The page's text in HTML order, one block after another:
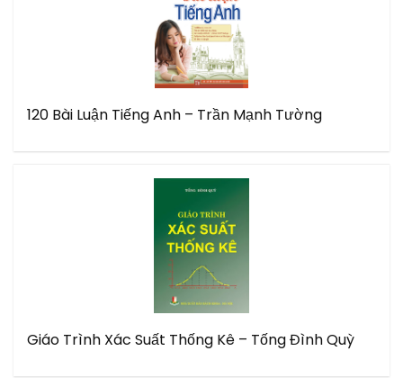
120 Bài Luận Tiếng Anh – Trần Mạnh Tường
Giáo Trình Xác Suất Thống Kê – Tống Đình Quỳ